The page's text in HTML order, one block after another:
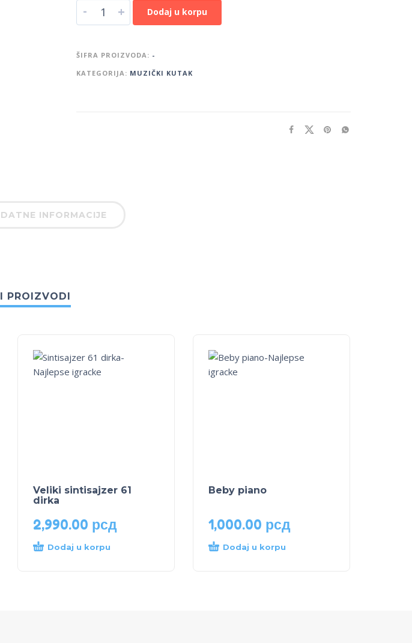
- + Dodaj u korpu
ŠIFRA PROIZVODA: -
KATEGORIJA: MUZIČKI KUTAK
INFORMACIJE
PROIZVODI
Veliki sintisajzer 61
dirka
2,990.00 рсд
Dodaj u korpu
Beby piano
1,000.00 рсд
Dodaj u korpu